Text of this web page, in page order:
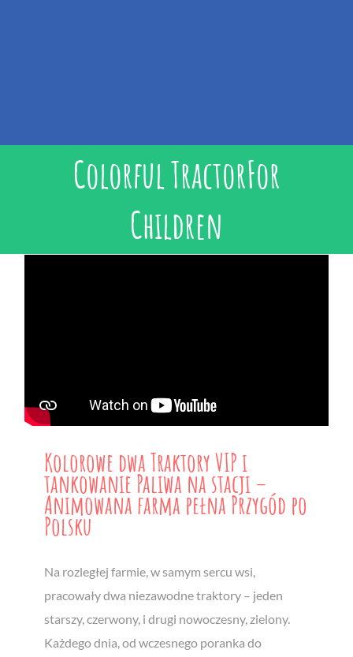
Colorful TractorFor
Children
Kolorowe dwa Traktory VIP i
tankowanie Paliwa na stacji –
Animowana farma pełna Przygód po
Polsku
Na rozległej farmie, w samym sercu wsi,
pracowały dwa niezawodne traktory – jeden
starszy, czerwony, i drugi nowoczesny, zielony.
Każdego dnia, od wczesnego poranka do